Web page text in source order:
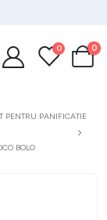
0 0
PENTRU PANIFICATIE
BOLO